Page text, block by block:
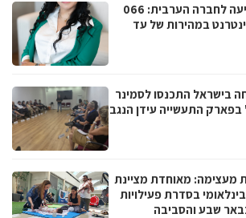
מהפכת הסיבים מגיעה לחברה הערבית: 066
במהירות של עד
בישראל התכנסו לסמינר
התעשייה עידן הנגב
מעצימה: מאוחדת מציינת
בסדרת פעילויות
שבע והסביבה